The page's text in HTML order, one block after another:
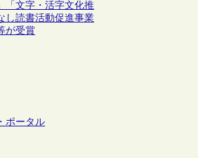
「文字・活字文化推
し読書活動促進事業
が受賞
ポータル